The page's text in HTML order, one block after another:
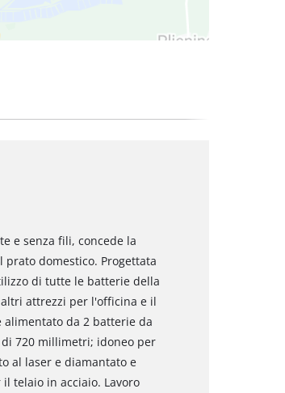
e senza fili, concede la
domestico. Progettata
di tutte le batterie della
attrezzi per l'officina e il
da 2 batterie da
720 millimetri; idoneo per
al laser e diamantato e
telaio in acciaio. Lavoro